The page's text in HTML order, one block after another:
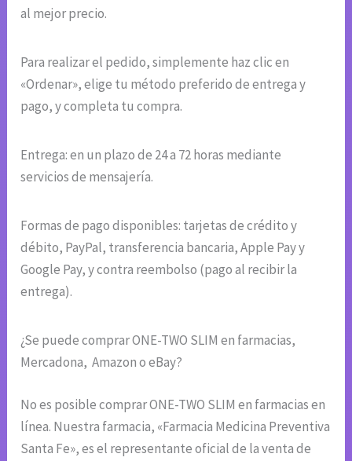
al mejor precio.
Para realizar el pedido, simplemente haz clic en
«Ordenar», elige tu método preferido de entrega y
pago, y completa tu compra.
Entrega: en un plazo de 24 a 72 horas mediante
servicios de mensajería.
Formas de pago disponibles: tarjetas de crédito y
débito, PayPal, transferencia bancaria, Apple Pay y
Google Pay, y contra reembolso (pago al recibir la
entrega).
¿Se puede comprar ONE-TWO SLIM en farmacias,
Mercadona, Amazon o eBay?
No es posible comprar ONE-TWO SLIM en farmacias en
línea. Nuestra farmacia, «Farmacia Medicina Preventiva
Santa Fe», es el representante oficial de la venta de